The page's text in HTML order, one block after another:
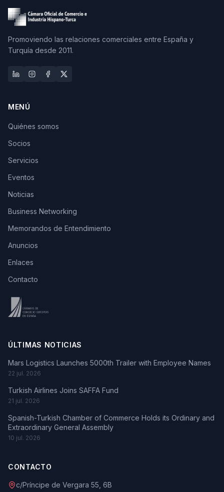
Promoviendo las relaciones comerciales entre España y
Turquía desde 2011.
MENÚ
Quiénes somos
Socios
Servicios
Eventos
Noticias
Business Networking
Memorandos de Entendimiento
Anuncios
Enlaces
Contacto
ÚLTIMAS NOTICIAS
Mars Logistics Launches 5000th Trailer with Employee Names
22 jul. 2026
Turkish Airlines Joins SAFFA Fund
21 jul. 2026
Spanish-Turkish Chamber of Commerce Holds its Ordinary and
Extraordinary General Assembly
10 jul. 2026
CONTACTO
c/Príncipe de Vergara 55, 6B